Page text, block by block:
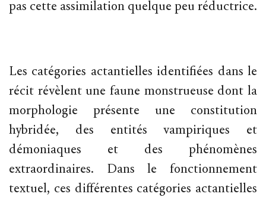
pas cette assimilation quelque peu réductrice.
Les catégories actantielles identifiées dans le
récit révèlent une faune monstrueuse dont la
morphologie présente une constitution
hybridée, des entités vampiriques et
démoniaques et des phénomènes
extraordinaires. Dans le fonctionnement
textuel, ces différentes catégories actantielles